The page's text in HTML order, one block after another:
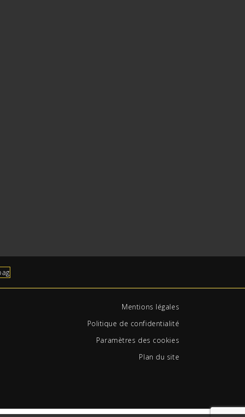
Mentions légales
Politique de confidentialité
Paramètres des cookies
Plan du site